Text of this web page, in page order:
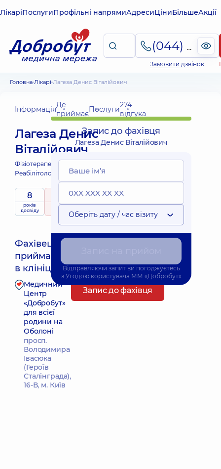
ЛікаріПослугиПрофільні напрямиАдресиЦіниБільшеАкції
(044) 495-2-888
Замовити дзвінок
Головна Лікарі Лагеза Денис Віталійович
ІнформаціяДе
приймаєПослуги274
відгука
Лагеза Денис
Віталійович
Фізіотерапевт;
Реабілітолог;
8
років
досвіду
5 / 5
рейтингна підставі
274 відгука
Фахівець
приймає
в клініці
Найближчий час прийому: Завтра о 08:00
Медичний
Центр
«Добробут»
для всієї
родини на
Оболоні
просп.
Володимира
Івасюка
(Героїв
Сталінграда),
16-В, м. Київ
Запис до фахівця
Запис до фахівця
Лагеза Денис Віталійович
Оберіть дату / час візиту
Відправляючи запит ви погоджуєтесь
з Угодою користувача ММ «Добробут»